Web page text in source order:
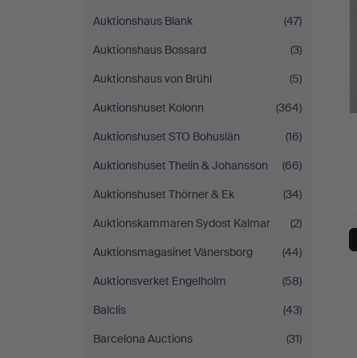
Auktionshaus Blank
(47)
Auktionshaus Bossard
(3)
Auktionshaus von Brühl
(5)
Auktionshuset Kolonn
(364)
Auktionshuset STO Bohuslän
(16)
Auktionshuset Thelin & Johansson
(66)
Auktionshuset Thörner & Ek
(34)
Auktionskammaren Sydost Kalmar
(2)
Auktionsmagasinet Vänersborg
(44)
Auktionsverket Engelholm
(58)
Balclis
(43)
Barcelona Auctions
(31)